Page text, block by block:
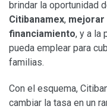
brindar la oportunidad
Citibanamex, mejorar
financiamiento, y a la
pueda emplear para
familias.
Con el esquema,
cambiar la tasa en un